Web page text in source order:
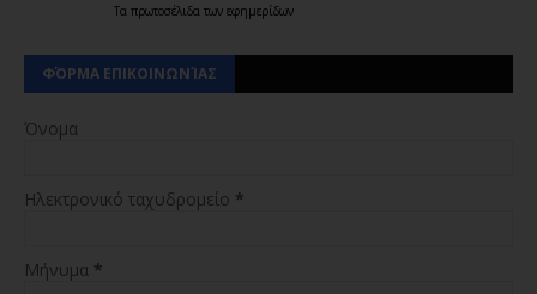
Τα πρωτοσέλιδα των εφημερίδων
ΦΌΡΜΑ ΕΠΙΚΟΙΝΩΝΊΑΣ
Όνομα
Ηλεκτρονικό ταχυδρομείο *
Μήνυμα *